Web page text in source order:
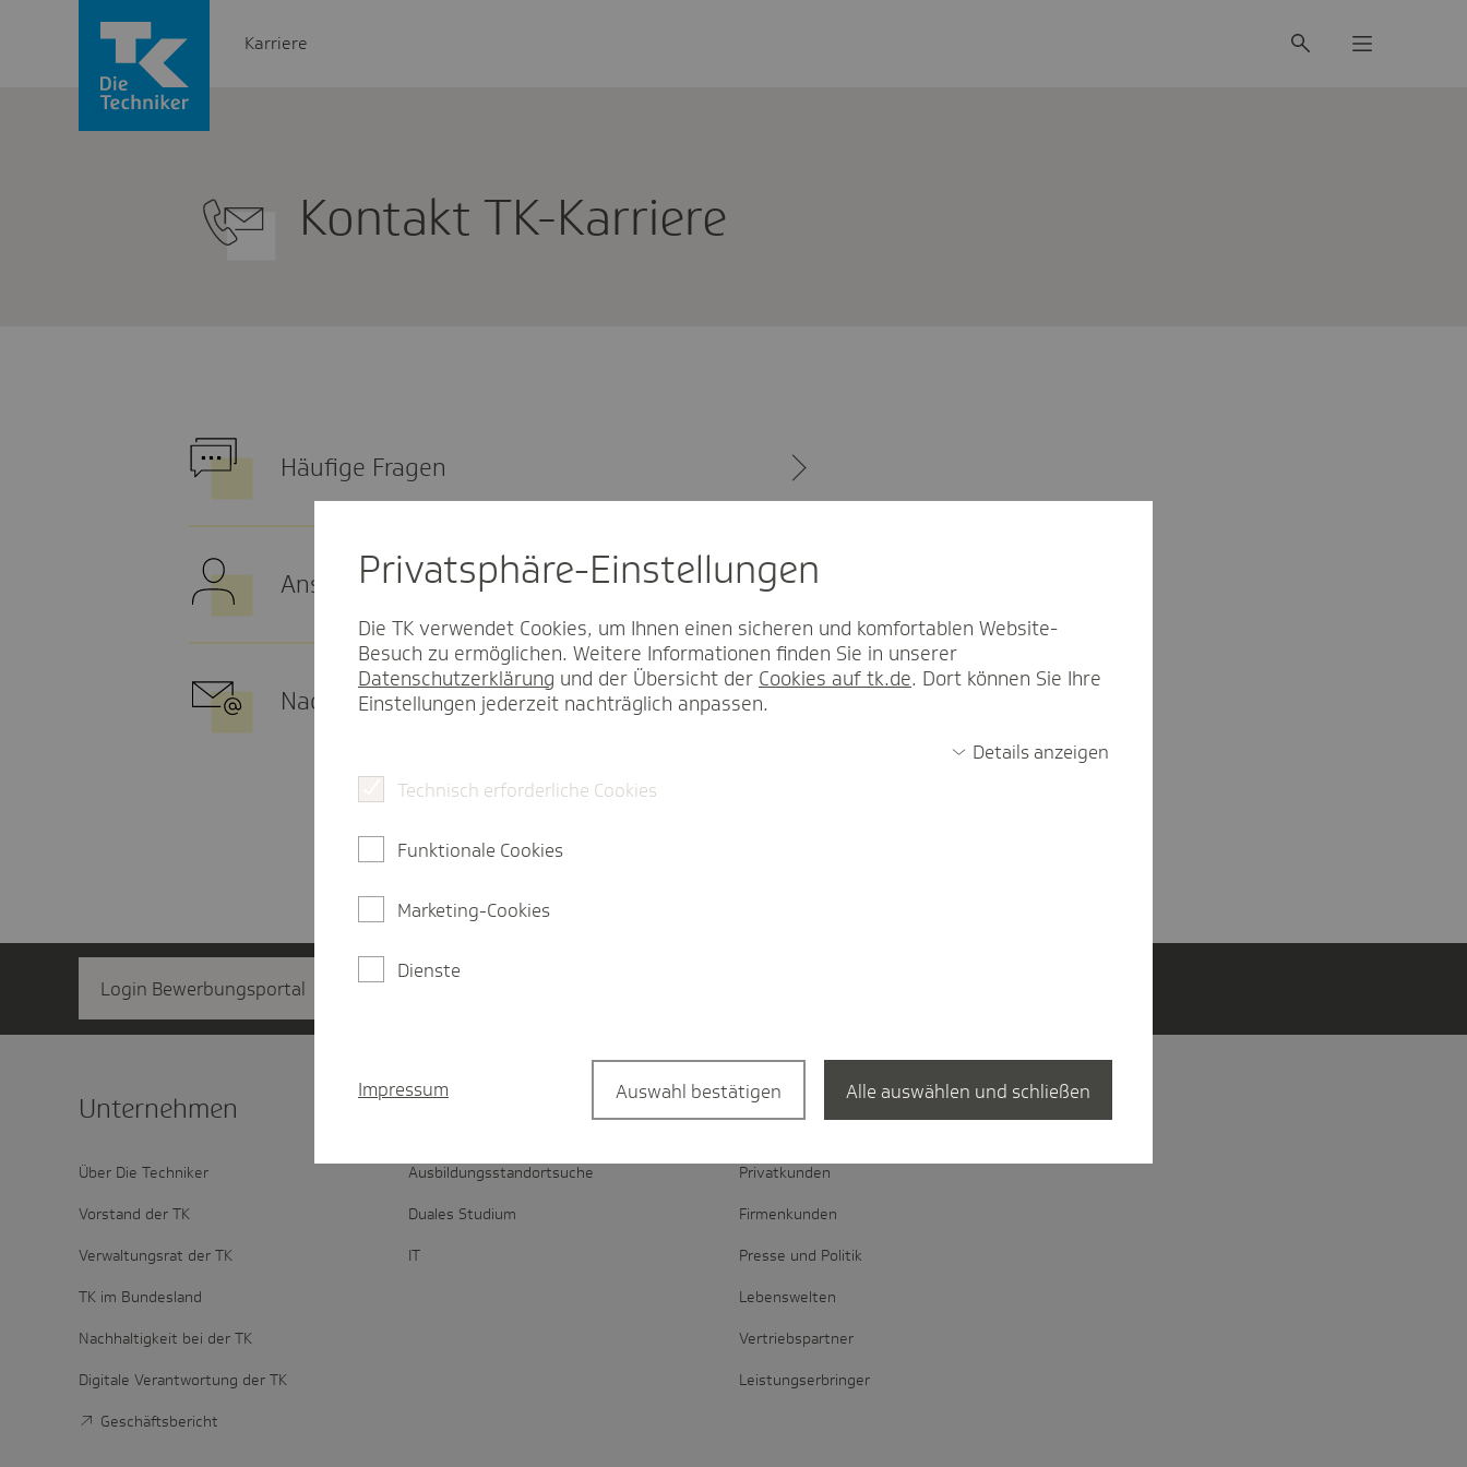
Karriere
Kontakt TK-Karriere
Häufige Fragen
Ansprechpartner
Nachricht an TK-Karriere
Login Bewerbungsportal
Unter­nehmen
Über Die Techniker
Vorstand der TK
Verwaltungsrat der TK
TK im Bundesland
Nachhaltigkeit bei der TK
Digitale Verantwortung der TK
Geschäftsbericht
Schnell­suche
Ausbildungsstandortsuche
Duales Studium
IT
Portale
Privatkunden
Firmenkunden
Presse und Politik
Lebenswelten
Vertriebspartner
Leistungserbringer
Privat­sphäre-Einstel­lungen
Die TK verwendet Cookies, um Ihnen einen sicheren und komfortablen Website-
Besuch zu ermöglichen. Weitere Informationen finden Sie in unserer
Datenschutzerklärung und der Übersicht der Cookies auf tk.de. Dort können Sie Ihre
Einstellungen jederzeit nachträglich anpassen.
Details anzeigen
Technisch erforderliche Cookies
Funktionale Cookies
Marketing-Cookies
Dienste
Impressum Auswahl bestätigen Alle auswählen und schließen